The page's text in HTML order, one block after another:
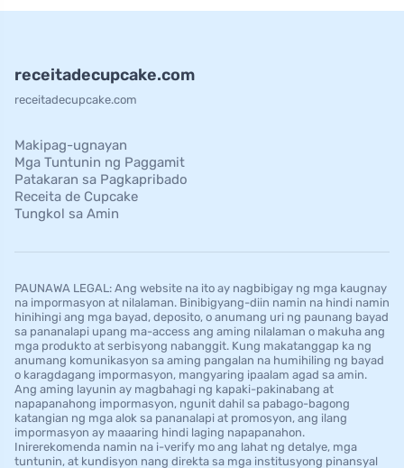
receitadecupcake.com
receitadecupcake.com
Makipag-ugnayan
Mga Tuntunin ng Paggamit
Patakaran sa Pagkapribado
Receita de Cupcake
Tungkol sa Amin
PAUNAWA LEGAL: Ang website na ito ay nagbibigay ng mga kaugnay
na impormasyon at nilalaman. Binibigyang-diin namin na hindi namin
hinihingi ang mga bayad, deposito, o anumang uri ng paunang bayad
sa pananalapi upang ma-access ang aming nilalaman o makuha ang
mga produkto at serbisyong nabanggit. Kung makatanggap ka ng
anumang komunikasyon sa aming pangalan na humihiling ng bayad
o karagdagang impormasyon, mangyaring ipaalam agad sa amin.
Ang aming layunin ay magbahagi ng kapaki-pakinabang at
napapanahong impormasyon, ngunit dahil sa pabago-bagong
katangian ng mga alok sa pananalapi at promosyon, ang ilang
impormasyon ay maaaring hindi laging napapanahon.
Inirerekomenda namin na i-verify mo ang lahat ng detalye, mga
tuntunin, at kundisyon nang direkta sa mga institusyong pinansyal